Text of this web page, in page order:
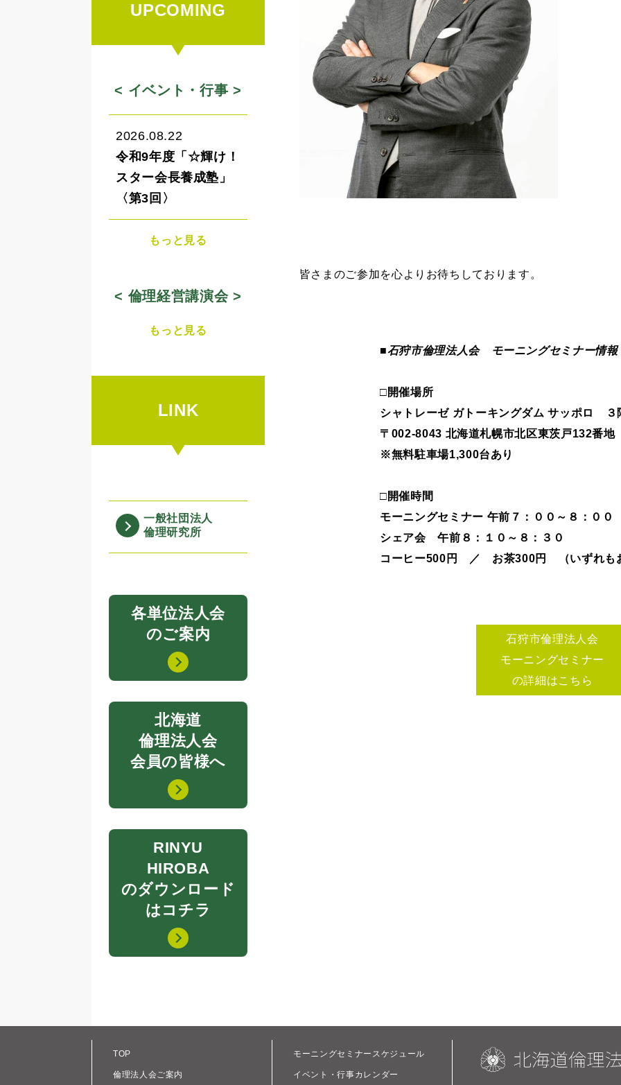
皆さまのご参加を心よりお待ちしております。
■石狩市倫理法人会 モーニングセミナー情報
□開催場所
シャトレーゼ ガトーキングダム サッポロ ３
〒002-8043 北海道札幌市北区東茨戸132番地
※無料駐車場1,300台あり
□開催時間
モーニングセミナー 午前７：００～８：０
シェア会 午前８：１０～８：３０
コーヒー500円 ／ お茶300円 （いずれも
石狩市倫理法人会
モーニングセミナー
の詳細はこちら
UPCOMING
< イベント・行事 >
2026.08.22
令和9年度「☆輝け！
スター会長養成塾」
〈第3回〉
もっと見る
< 倫理経営講演会 >
もっと見る
LINK
一般社団法人
倫理研究所
各単位法人会
のご案内
北海道
倫理法人会
会員の皆様へ
RINYU
HIROBA
のダウンロード
はコチラ
TOP
倫理法人会ご案内
モーニングセミナースケジュール
イベント・行事カレンダー